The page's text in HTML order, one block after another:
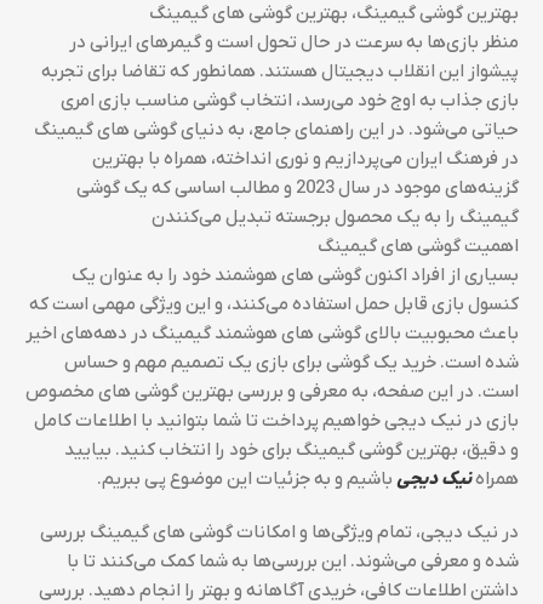
بهترین گوشی گیمینگ، بهترین گوشی های گیمینگ
منظر بازی‌ها به سرعت در حال تحول است و گیمرهای ایرانی در
پیشواز این انقلاب دیجیتال هستند. همانطور که تقاضا برای تجربه
بازی جذاب به اوج خود می‌رسد، انتخاب گوشی مناسب بازی امری
حیاتی می‌شود. در این راهنمای جامع، به دنیای گوشی های گیمینگ
در فرهنگ ایران می‌پردازیم و نوری انداخته، همراه با بهترین
گزینه‌های موجود در سال 2023 و مطالب اساسی که یک گوشی
گیمینگ را به یک محصول برجسته تبدیل می‌کنندن
اهمیت گوشی های گیمینگ
بسیاری از افراد اکنون گوشی های هوشمند خود را به عنوان یک
کنسول بازی قابل حمل استفاده می‌کنند، و این ویژگی مهمی است که
باعث محبوبیت بالای گوشی های هوشمند گیمینگ در دهه‌های اخیر
شده است. خرید یک گوشی برای بازی یک تصمیم مهم و حساس
است. در این صفحه، به معرفی و بررسی بهترین گوشی های مخصوص
بازی در نیک دیجی خواهیم پرداخت تا شما بتوانید با اطلاعات کامل
و دقیق، بهترین گوشی گیمینگ برای خود را انتخاب کنید. بیایید
همراهنیک دیجی باشیم و به جزئیات این موضوع پی ببریم.
در نیک دیجی، تمام ویژگی‌ها و امکانات گوشی های گیمینگ بررسی
شده و معرفی می‌شوند. این بررسی‌ها به شما کمک می‌کنند تا با
داشتن اطلاعات کافی، خریدی آگاهانه و بهتر را انجام دهید. بررسی